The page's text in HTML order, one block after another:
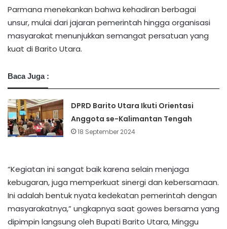
Parmana menekankan bahwa kehadiran berbagai
unsur, mulai dari jajaran pemerintah hingga organisasi
masyarakat menunjukkan semangat persatuan yang
kuat di Barito Utara.
Baca Juga :
DPRD Barito Utara Ikuti Orientasi
Anggota se-Kalimantan Tengah
18 September 2024
“Kegiatan ini sangat baik karena selain menjaga
kebugaran, juga memperkuat sinergi dan kebersamaan.
Ini adalah bentuk nyata kedekatan pemerintah dengan
masyarakatnya,” ungkapnya saat gowes bersama yang
dipimpin langsung oleh Bupati Barito Utara, Minggu